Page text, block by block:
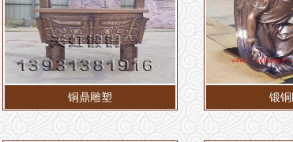
铜鼎雕塑 锻